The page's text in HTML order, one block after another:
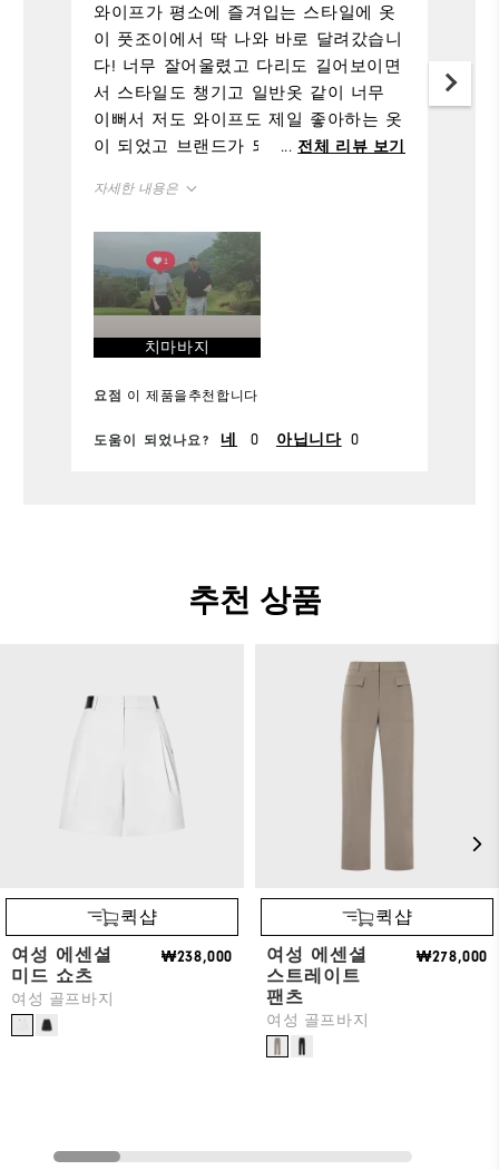
와이프가 평소에 즐겨입는 스타일에 옷
이 풋조이에서 딱 나와 바로 달려갔습니
다! 너무 잘어울렸고 다리도 길어보이면
서 스타일도 챙기고 일반옷 같이 너무
이뻐서 저도 와이프도 제일 좋아하는 옷
이 되었고 브랜드가 되었습니다 요즘 너
다..
... 전체 리뷰 보기
자세한 내용은
사이즈 정사이즈
키 166-170cm
27
편안함
치마바지
요점 이 제품을추천합니다
도움이 되었나요? 네 0 아닙니다 0
추천 상품
퀵샵
여성 에센셜
미드 쇼츠
여성 골프바지
₩238,000
퀵샵
여성 에센셜
스트레이트
팬츠
여성 골프바지
₩278,000